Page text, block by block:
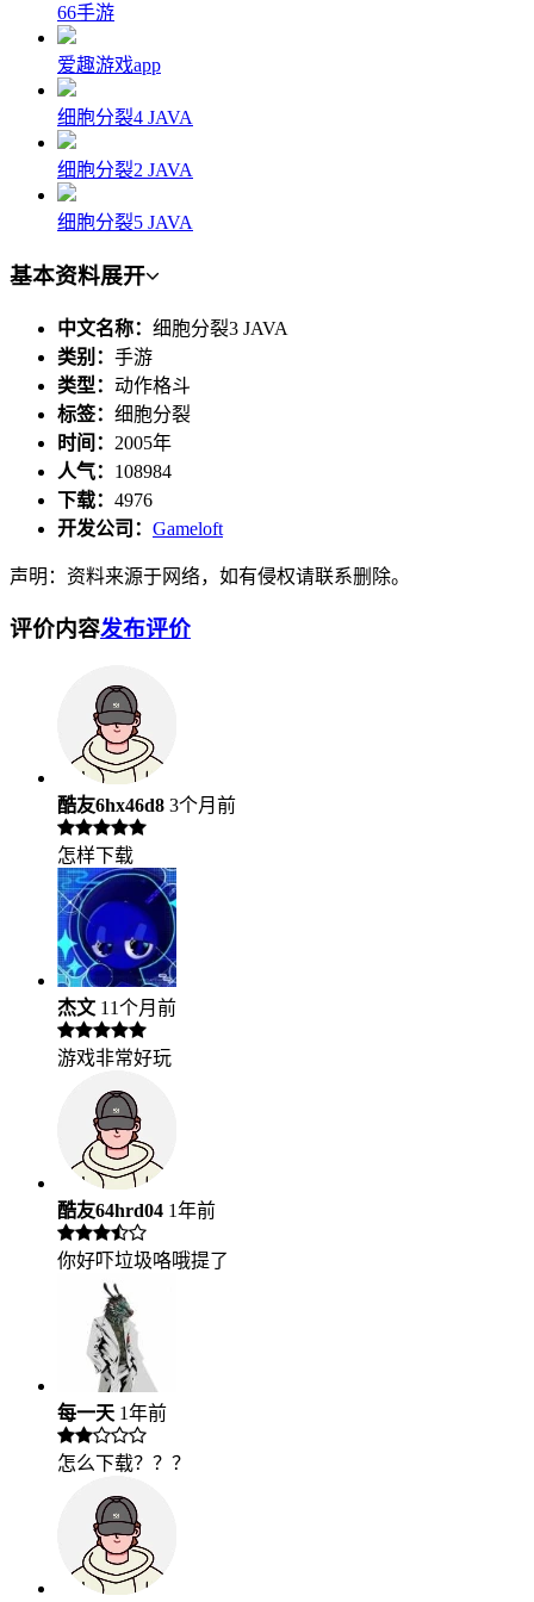
66手游
爱趣游戏app
细胞分裂4 JAVA
细胞分裂2 JAVA
细胞分裂5 JAVA
基本资料展开
中文名称： 细胞分裂3 JAVA
类别： 手游
类型： 动作格斗
标签： 细胞分裂
时间： 2005年
人气： 108984
下载： 4976
开发公司： Gameloft
声明：资料来源于网络，如有侵权请联系删除。
评价内容发布评价
酷友6hx46d8 3个月前
怎样下载
杰文 11个月前
游戏非常好玩
酷友64hrd04 1年前
你好吓垃圾咯哦提了
每一天 1年前
怎么下载？？？